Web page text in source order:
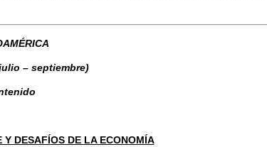
– septiembre)
DESAFÍOS DE LA ECONOMÍA